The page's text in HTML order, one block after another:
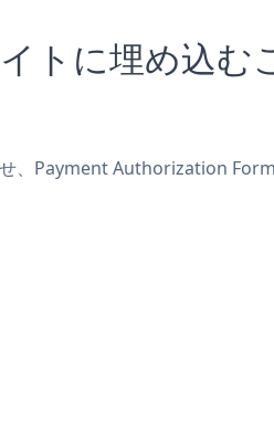
に埋め込む
、Payment Authorization